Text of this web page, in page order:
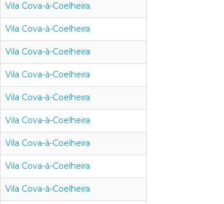
Vila Cova-à-Coelheira
Vila Cova-à-Coelheira
Vila Cova-à-Coelheira
Vila Cova-à-Coelheira
Vila Cova-à-Coelheira
Vila Cova-à-Coelheira
Vila Cova-à-Coelheira
Vila Cova-à-Coelheira
Vila Cova-à-Coelheira